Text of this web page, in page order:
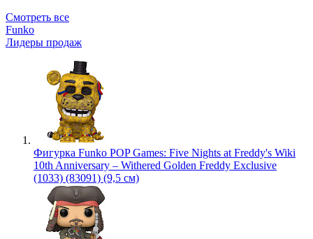
Смотреть все
Funko
Лидеры продаж
Фигурка Funko POP Games: Five Nights at Freddy's Wiki
10th Anniversary – Withered Golden Freddy Exclusive
(1033) (83091) (9,5 см)